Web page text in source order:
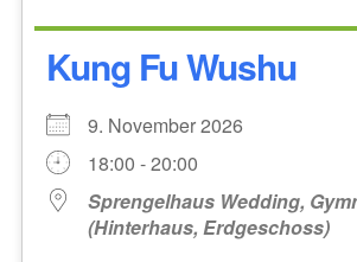
Kung Fu Wushu
9. November 2026
18:00 - 20:00
Sprengelhaus Wedding,
(Hinterhaus, Erdgeschoss)